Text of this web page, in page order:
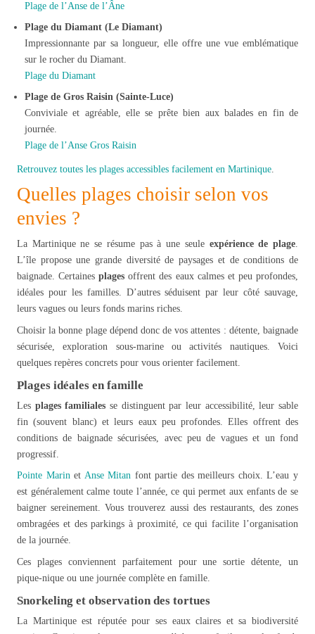
Plage de l’Anse de l’Âne
Plage du Diamant (Le Diamant)
Impressionnante par sa longueur, elle offre une vue emblématique
sur le rocher du Diamant.
Plage du Diamant
Plage de Gros Raisin (Sainte-Luce)
Conviviale et agréable, elle se prête bien aux balades en fin de
journée.
Plage de l’Anse Gros Raisin
Retrouvez toutes les plages accessibles facilement en Martinique
Quelles plages choisir selon vos
envies ?
La Martinique ne se résume pas à une seule expérience de plage.
L’île propose une grande diversité de paysages et de conditions de
baignade. Certainesplages offrent des eaux calmes et peu profondes,
idéales pour les familles. D’autres séduisent par leur côté sauvage,
leurs vagues ou leurs fonds marins riches.
Choisir la bonne plage dépend donc de vos attentes : détente, baignade
sécurisée, exploration sous-marine ou activités nautiques. Voici
quelques repères concrets pour vous orienter facilement.
Plages idéales en famille
Les plages familiales se distinguent par leur accessibilité, leur sable
fin (souvent blanc) et leurs eaux peu profondes. Elles offrent des
conditions de baignade sécurisées, avec peu de vagues et un fond
progressif.
Pointe Marinet Anse Mitan font partie des meilleurs choix. L’eau y
est généralement calme toute l’année, ce qui permet aux enfants de se
baigner sereinement. Vous trouverez aussi des restaurants, des zones
ombragées et des parkings à proximité, ce qui facilite l’organisation
de la journée.
Ces plages conviennent parfaitement pour une sortie détente, un
pique-nique ou une journée complète en famille.
Snorkeling et observation des tortues
La Martinique est réputée pour ses eaux claires et sa biodiversité